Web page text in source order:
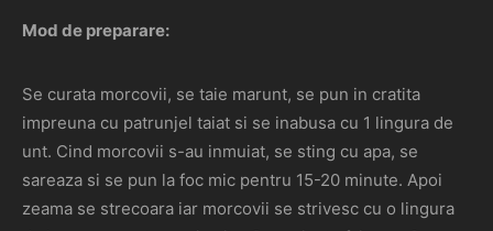
Mod de preparare:
Se curata morcovii, se taie marunt, se pun in cratita
impreuna cu patrunjel taiat si se inabusa cu 1 lingura de
unt. Cind morcovii s-au inmuiat, se sting cu apa, se
sareaza si se pun la foc mic pentru 15-20 minute. Apoi
zeama se strecoara iar morcovii se strivesc cu o lingura